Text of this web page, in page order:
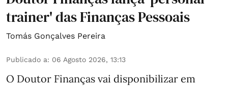
trainer' das Finanças Pessoais
Tomás Gonçalves Pereira
Publicado a: 06 Agosto 2026, 13:13
O Doutor Finanças vai disponibilizar em